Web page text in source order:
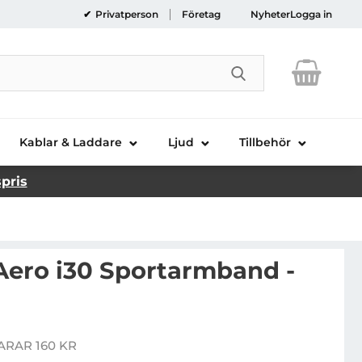
Privatperson Företag NyheterLogga in
Genomför
Kablar & Laddare Ljud Tillbehör
i30 Sportarmband -
160 KR